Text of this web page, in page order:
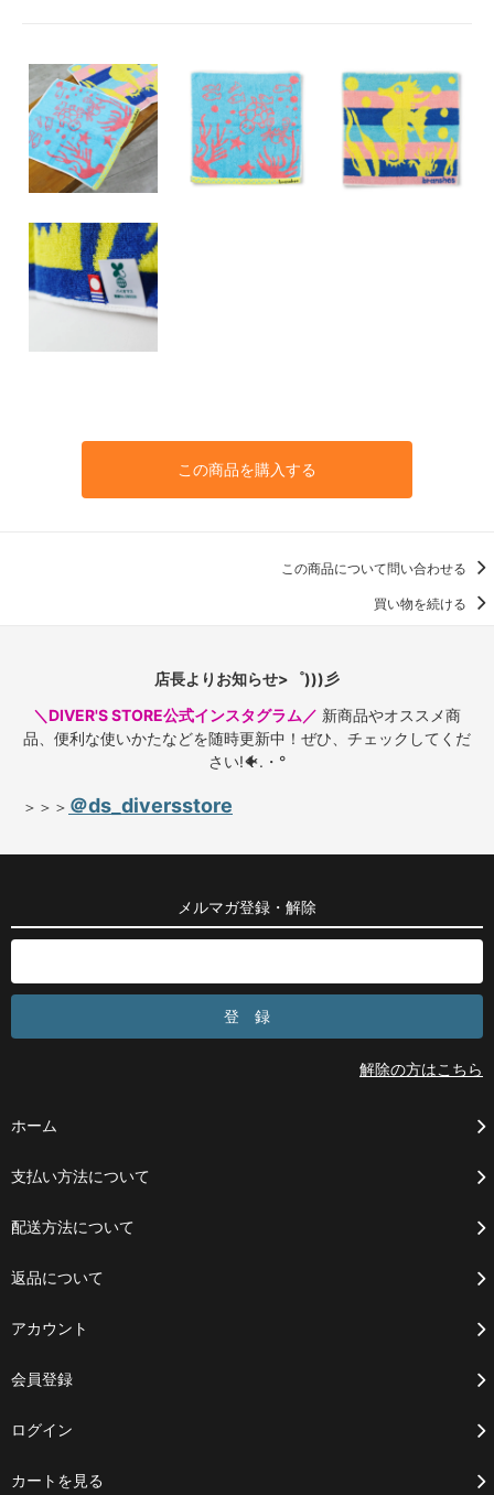
この商品を購入する
この商品について問い合わせる
買い物を続ける
店長よりお知らせ>゜)))彡
＼DIVER'S STORE公式インスタグラム／ 新商品やオススメ商
品、便利な使いかたなどを随時更新中！ぜひ、チェックしてくだ
さい!🐠.・°
＞＞＞ ＠ds_diversstore
メルマガ登録・解除
解除の方はこちら
ホーム
支払い方法について
配送方法について
返品について
アカウント
会員登録
ログイン
カートを見る